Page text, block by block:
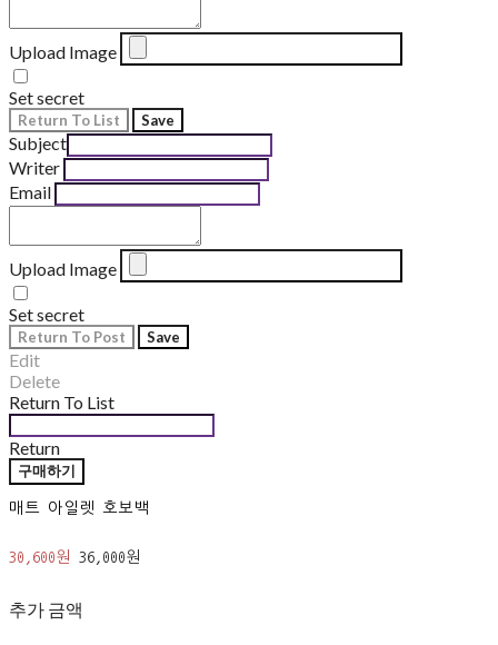
Upload Image
Set secret
Return To List Save
Subject
Writer
Email
Upload Image
Set secret
Return To Post Save
Edit
Delete
Return To List
Return
구매하기
매트 아일렛 호보백
30,600원 36,000원
추가 금액